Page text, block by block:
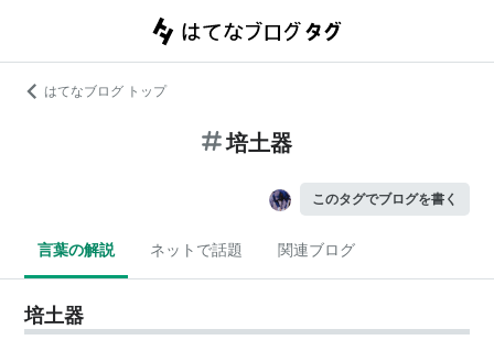
はてなブログ トップ
培土器
このタグでブログを書く
言葉の解説 ネットで話題 関連ブログ
培土器